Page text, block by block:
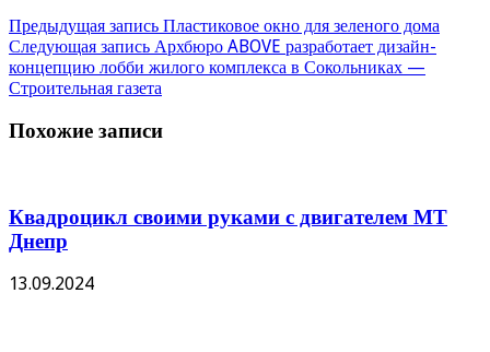
Предыдущая запись Пластиковое окно для зеленого дома
Следующая запись Архбюро ABOVE разработает дизайн-
концепцию лобби жилого комплекса в Сокольниках —
Строительная газета
Похожие записи
Квадроцикл своими руками с двигателем МТ
Днепр
13.09.2024